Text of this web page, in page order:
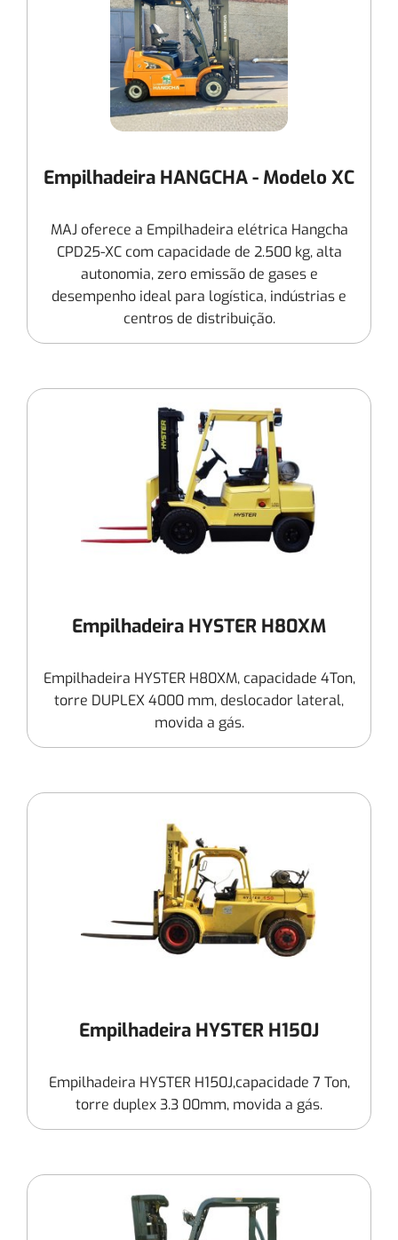
Empilhadeira HANGCHA - Modelo XC
MAJ oferece a Empilhadeira elétrica Hangcha
CPD25-XC com capacidade de 2.500 kg, alta
autonomia, zero emissão de gases e
desempenho ideal para logística, indústrias e
centros de distribuição.
Empilhadeira HYSTER H80XM
Empilhadeira HYSTER H80XM, capacidade 4Ton,
torre DUPLEX 4000 mm, deslocador lateral,
movida a gás.
Empilhadeira HYSTER H150J
Empilhadeira HYSTER H150J,capacidade 7 Ton,
torre duplex 3.3 00mm, movida a gás.